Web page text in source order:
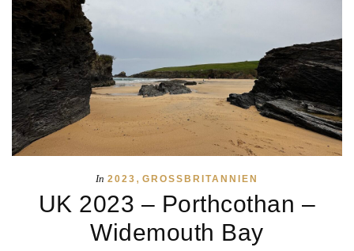
In 2023 , GROSSBRITANNIEN
UK 2023 – Porthcothan –
Widemouth Bay